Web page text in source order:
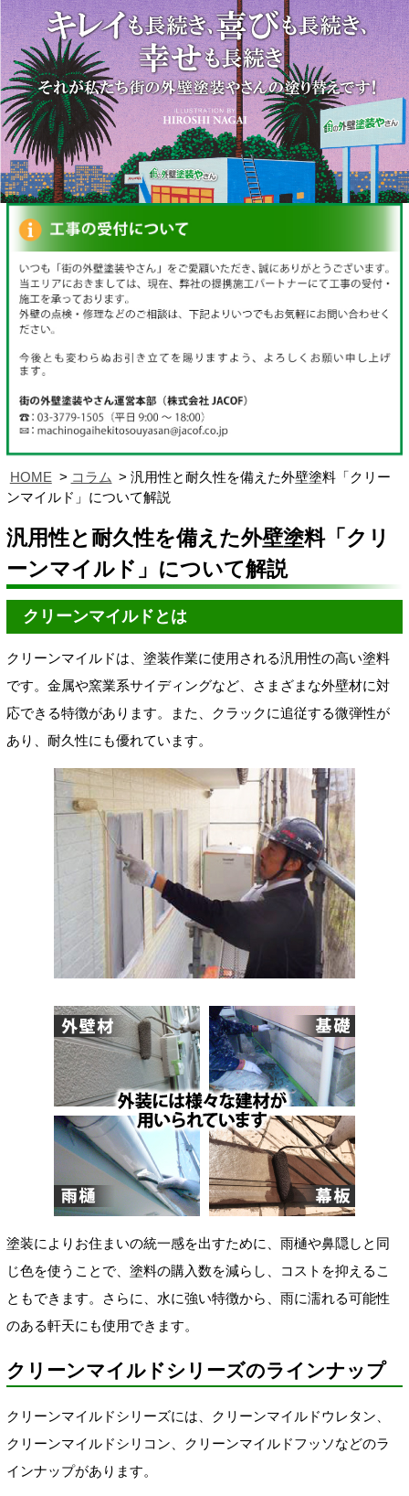
HOME コラム
汎用性と耐久性を備えた外壁塗料「クリー
ンマイルド」について解説
汎用性と耐久性を備えた外壁塗料「クリ
ーンマイルド」について解説
クリーンマイルドとは
クリーンマイルドは、塗装作業に使用される汎用性の高い塗料
です。金属や窯業系サイディングなど、さまざまな外壁材に対
応できる特徴があります。また、クラックに追従する微弾性が
あり、耐久性にも優れています。
塗装によりお住まいの統一感を出すために、雨樋や鼻隠しと同
じ色を使うことで、塗料の購入数を減らし、コストを抑えるこ
ともできます。さらに、水に強い特徴から、雨に濡れる可能性
のある軒天にも使用できます。
クリーンマイルドシリーズのラインナップ
クリーンマイルドシリーズには、クリーンマイルドウレタン、
クリーンマイルドシリコン、クリーンマイルドフッソなどのラ
インナップがあります。